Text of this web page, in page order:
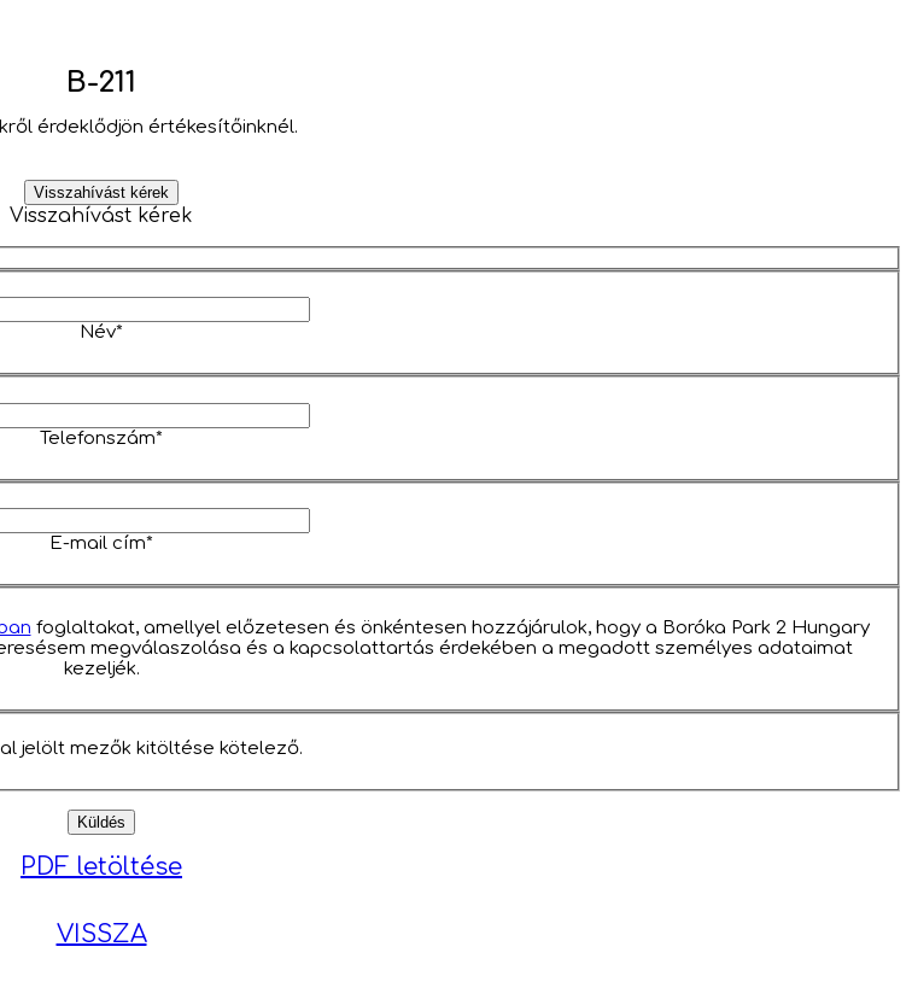
B-211
érdeklődjön értékesítőinknél.
Visszahívást kérek
Visszahívást kérek
Név*
Telefonszám*
E-mail cím*
foglaltakat, amellyel előzetesen és önkéntesen hozzájárulok, hogy a Boróka Park 2 Hungary
megválaszolása és a kapcsolattartás érdekében a megadott személyes adataimat
kezeljék.
jelölt mezők kitöltése kötelező.
PDF letöltése
VISSZA